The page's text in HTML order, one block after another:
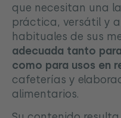
que necesitan una
práctica, versátil y
habituales de sus
adecuada tanto
como para usos en
cafeterías y
alimentarios.